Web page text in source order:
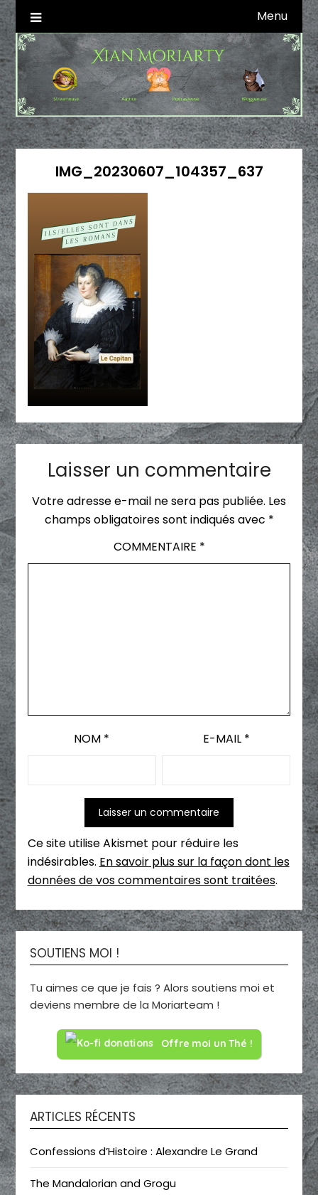
Skip
to
content
Xian Moriarty
Autrice SFFF & Blogueuse & Streameuse Menu
IMG_20230607_104357_637
Laisser un commentaire
Votre adresse e-mail ne sera pas publiée. Les
champs obligatoires sont indiqués avec *
COMMENTAIRE *
NOM * E-MAIL *
Ce site utilise Akismet pour réduire les
indésirables. En savoir plus sur la façon dont les
données de vos commentaires sont traitées.
SOUTIENS MOI !
Tu aimes ce que je fais ? Alors soutiens moi et
deviens membre de la Moriarteam !
Offre moi un Thé !
ARTICLES RÉCENTS
Confessions d’Histoire : Alexandre Le Grand
The Mandalorian and Grogu